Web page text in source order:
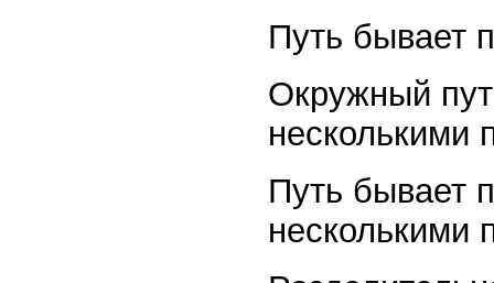
Путь бывает
Окружный
несколькими
Путь бывает
несколькими